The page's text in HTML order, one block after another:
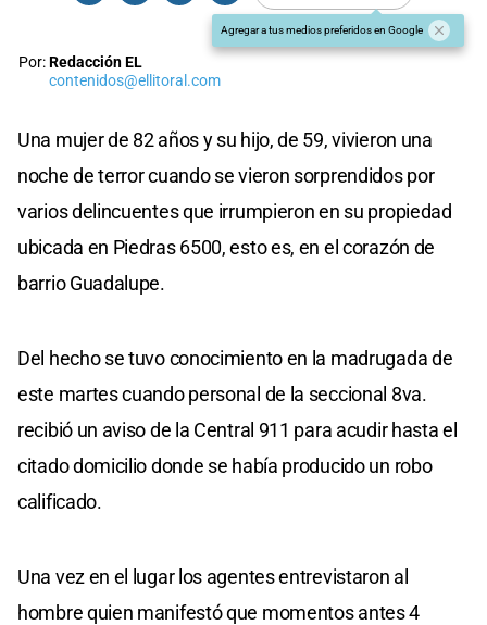
Agregar a tus medios preferidos en Google
Por:Redacción EL
contenidos@ellitoral.com
Una mujer de 82 años y su hijo, de 59, vivieron una
noche de terror cuando se vieron sorprendidos por
varios delincuentes que irrumpieron en su propiedad
ubicada en Piedras 6500, esto es, en el corazón de
barrio Guadalupe.
Del hecho se tuvo conocimiento en la madrugada de
este martes cuando personal de la seccional 8va.
recibió un aviso de la Central 911 para acudir hasta el
citado domicilio donde se había producido un robo
calificado.
Una vez en el lugar los agentes entrevistaron al
hombre quien manifestó que momentos antes 4